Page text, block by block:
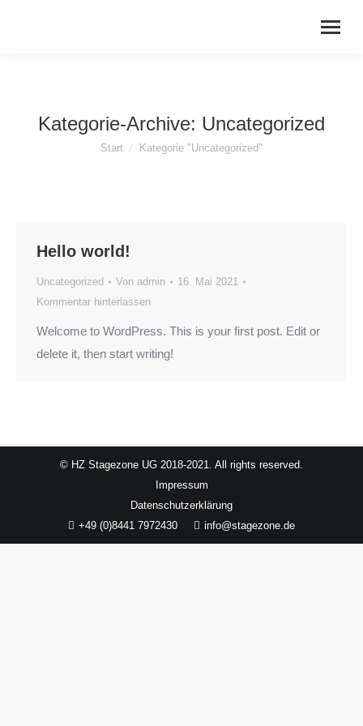
Kategorie-Archive: Uncategorized
Sie befinden sich hier:
Start Kategorie "Uncategorized"
Hello world!
Uncategorized Von admin
16. Mai 2021
Kommentar hinterlassen
Welcome to WordPress. This is your first post. Edit or
delete it, then start writing!
© HZ Stagezone UG 2018-2021. All rights reserved.
Impressum
Datenschutzerklärung
+49 (0)8441 7972430
info@stagezone.de